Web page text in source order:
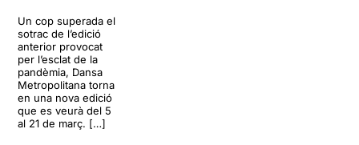
Un cop superada el
sotrac de l’edició
anterior provocat
per l’esclat de la
pandèmia, Dansa
Metropolitana torna
en una nova edició
que es veurà del 5
al 21 de març. […]